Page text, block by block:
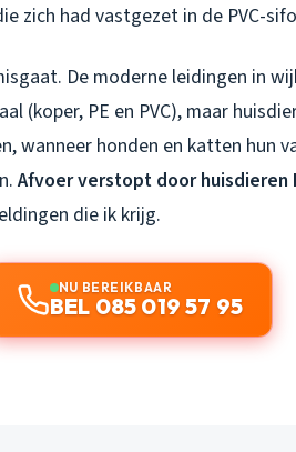
zich had vastgezet in de PVC-
De moderne leidingen in
(koper, PE en PVC), maar
wanneer honden en katten hun
Afvoer verstopt door huisdieren
die ik krijg.
NU BEREIKBAAR
BEL 085 019 57 95